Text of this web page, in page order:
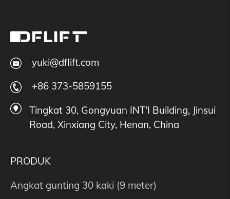
yuki@dflift.com
+86 373-5859155
Tingkat 30, Gongyuan INT'I Building, Jinsui
Road, Xinxiang City, Henan, China
PRODUK
Angkat gunting 30 kaki (9 meter)